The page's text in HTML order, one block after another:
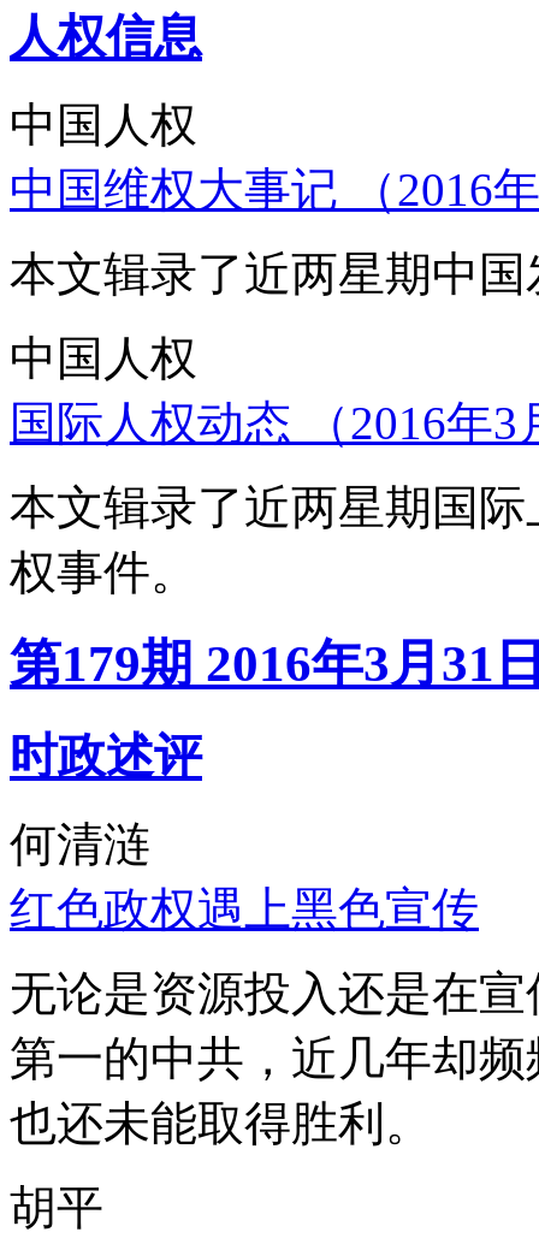
人权信息
中国人权
中国维权大事记 （2016
本文辑录了近两星期中
中国人权
国际人权动态 （2016年
本文辑录了近两星期国
权事件。
第179期 2016年3月31
时政述评
何清涟
红色政权遇上黑色宣传
无论是资源投入还是在
第一的中共，近几年却
也还未能取得胜利。
胡平